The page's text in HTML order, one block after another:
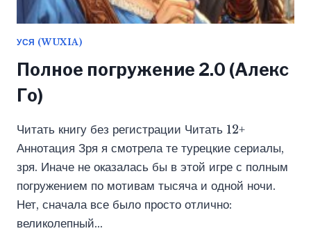
УСЯ (WUXIA)
Полное погружение 2.0 (Алекс
Го)
Читать книгу без регистрации Читать 12+
Аннотация Зря я смотрела те турецкие сериалы,
зря. Иначе не оказалась бы в этой игре с полным
погружением по мотивам тысяча и одной ночи.
Нет, сначала все было просто отлично:
великолепный…